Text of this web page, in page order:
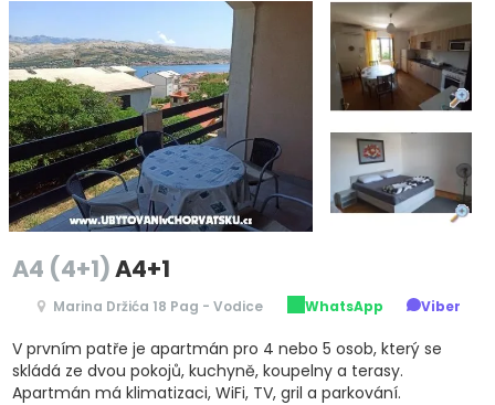
A4 (4+1)A4+1
Marina Držića 18 Pag - Vodice WhatsApp Viber
V prvním patře je apartmán pro 4 nebo 5 osob, který se
skládá ze dvou pokojů, kuchyně, koupelny a terasy.
Apartmán má klimatizaci, WiFi, TV, gril a parkování.